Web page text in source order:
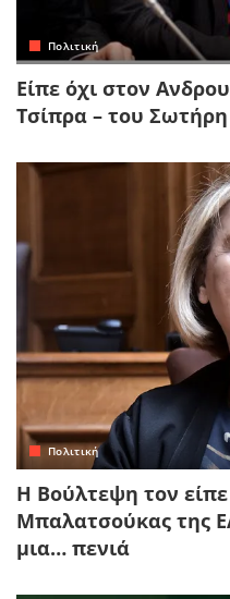
Πολιτική
Είπε όχι στον
Τσίπρα – του
Πολιτική
Η Βούλτεψη τον
Μπαλατσούκας της
μια… πενιά